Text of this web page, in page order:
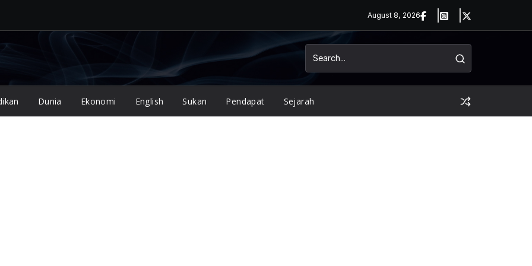
August 8, 2026
Dunia Ekonomi English Sukan Pendapat Sejarah